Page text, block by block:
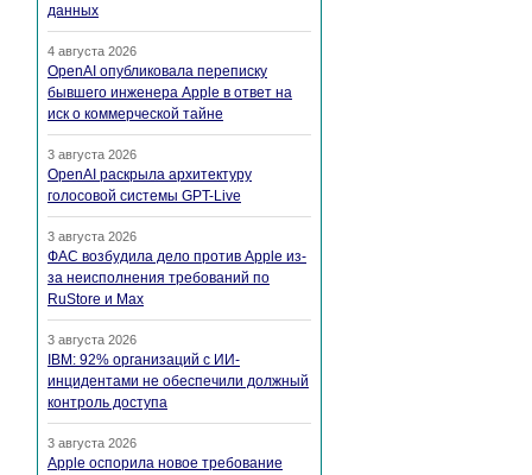
данных
4 августа 2026
OpenAI опубликовала переписку
бывшего инженера Apple в ответ на
иск о коммерческой тайне
3 августа 2026
OpenAI раскрыла архитектуру
голосовой системы GPT-Live
3 августа 2026
ФАС возбудила дело против Apple из-
за неисполнения требований по
RuStore и Max
3 августа 2026
IBM: 92% организаций с ИИ-
инцидентами не обеспечили должный
контроль доступа
3 августа 2026
Apple оспорила новое требование